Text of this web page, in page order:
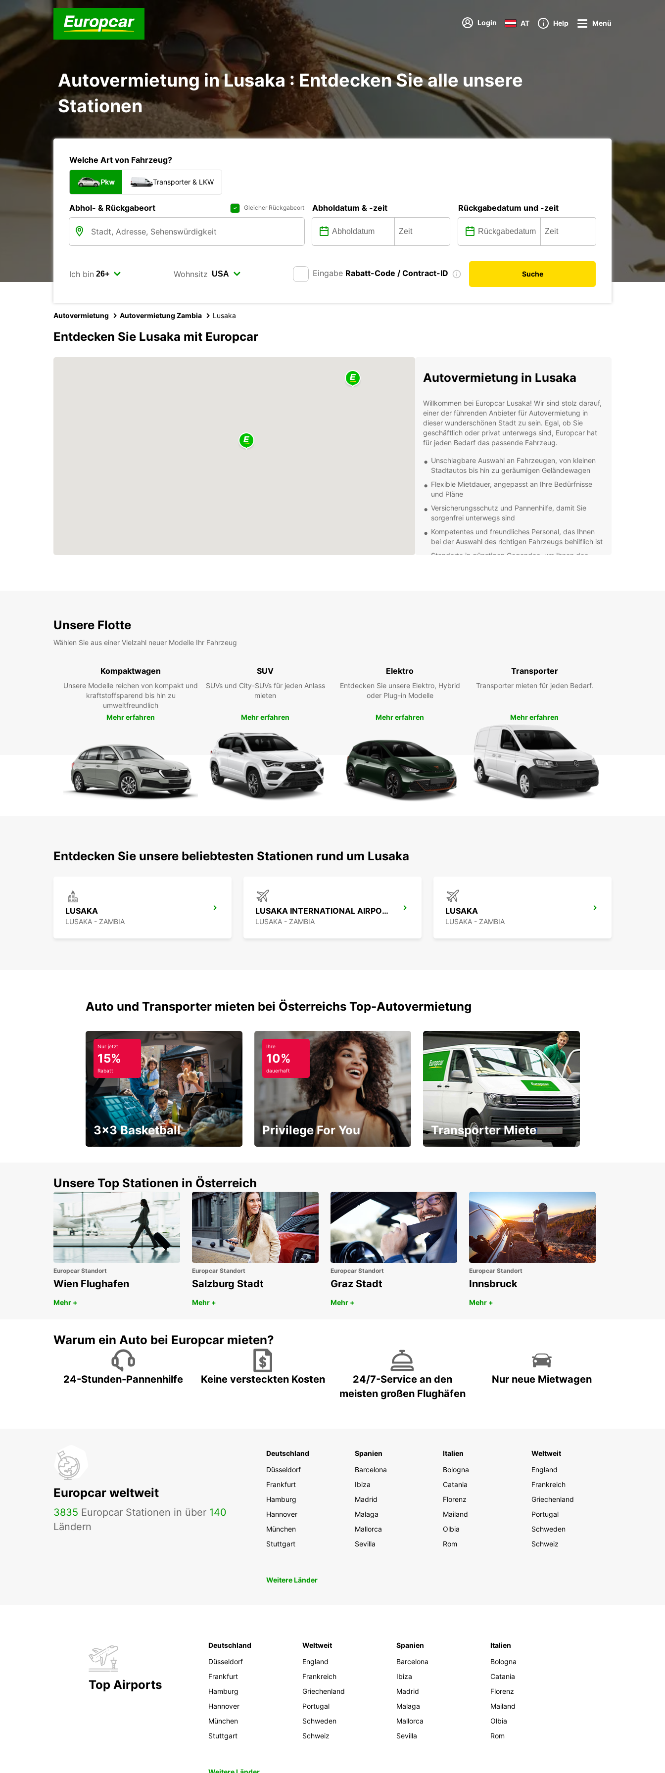
Login AT Help Menü
Autovermietung in Lusaka : Entdecken Sie alle unsere
Stationen
Welche Art von Fahrzeug?
Pkw Transporter & LKW
Abhol- & Rückgabeort Gleicher Rückgabeort Abholdatum & -zeit Rückgabedatum und -zeit
Ich bin Wohnsitz Eingabe Rabatt-Code / Contract-ID Suche
Autovermietung Autovermietung Zambia Lusaka
Entdecken Sie Lusaka mit Europcar
Autovermietung in Lusaka
Willkommen bei Europcar Lusaka! Wir sind stolz darauf,
einer der führenden Anbieter für Autovermietung in
dieser wunderschönen Stadt zu sein. Egal, ob Sie
geschäftlich oder privat unterwegs sind, Europcar hat
für jeden Bedarf das passende Fahrzeug.
Unschlagbare Auswahl an Fahrzeugen, von kleinen
Stadtautos bis hin zu geräumigen Geländewagen
Flexible Mietdauer, angepasst an Ihre Bedürfnisse
und Pläne
Versicherungsschutz und Pannenhilfe, damit Sie
sorgenfrei unterwegs sind
Kompetentes und freundliches Personal, das Ihnen
bei der Auswahl des richtigen Fahrzeugs behilflich ist
Standorte in günstigen Gegenden, um Ihnen den
darauf, Ihnen behilflich zu sein und Ihnen ein
unvergessliches Mietwagen-Erlebnis zu bieten.
Unsere Flotte
Wählen Sie aus einer Vielzahl neuer Modelle Ihr Fahrzeug
Kompaktwagen
Unsere Modelle reichen von kompakt und
kraftstoffsparend bis hin zu
umweltfreundlich
Mehr erfahren
SUV
SUVs und City-SUVs für jeden Anlass
mieten
Mehr erfahren
Elektro
Entdecken Sie unsere Elektro, Hybrid
oder Plug-in Modelle
Mehr erfahren
Transporter
Transporter mieten für jeden Bedarf.
Mehr erfahren
Entdecken Sie unsere beliebtesten Stationen rund um Lusaka
LUSAKA
LUSAKA - ZAMBIA
LUSAKA INTERNATIONAL AIRPORT
LUSAKA - ZAMBIA
LUSAKA
LUSAKA - ZAMBIA
Auto und Transporter mieten bei Österreichs Top-Autovermietung
Nur jetzt
15%
Rabatt
3x3 Basketball
Ihre
10%
dauerhaft
Privilege For You Transporter Miete
Unsere Top Stationen in Österreich
Europcar Standort
Wien Flughafen
Mehr +
Europcar Standort
Salzburg Stadt
Mehr +
Europcar Standort
Graz Stadt
Mehr +
Europcar Standort
Innsbruck
Mehr +
Warum ein Auto bei Europcar mieten?
24-Stunden-Pannenhilfe Keine versteckten Kosten
24/7-Service an den
meisten großen Flughäfen
Nur neue Mietwagen
Europcar weltweit
3835 Europcar Stationen in über 140
Ländern
Deutschland
Düsseldorf
Frankfurt
Hamburg
Hannover
München
Stuttgart
Spanien
Barcelona
Ibiza
Madrid
Malaga
Mallorca
Sevilla
Italien
Bologna
Catania
Florenz
Mailand
Olbia
Rom
Weltweit
England
Frankreich
Griechenland
Portugal
Schweden
Schweiz
Weitere Länder
Top Airports
Deutschland
Düsseldorf
Frankfurt
Hamburg
Hannover
München
Stuttgart
Weltweit
England
Frankreich
Griechenland
Portugal
Schweden
Schweiz
Spanien
Barcelona
Ibiza
Madrid
Malaga
Mallorca
Sevilla
Italien
Bologna
Catania
Florenz
Mailand
Olbia
Rom